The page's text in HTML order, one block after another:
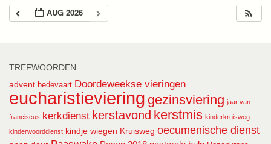
AUG 2026
TREFWOORDEN
advent bedevaart Doordeweekse vieringen
eucharistieviering gezinsviering jaar van
franciscus kerkdienst kerstavond kerstmis kinderkruisweg
kinderwoorddienst kindje wiegen Kruisweg oecumenische dienst